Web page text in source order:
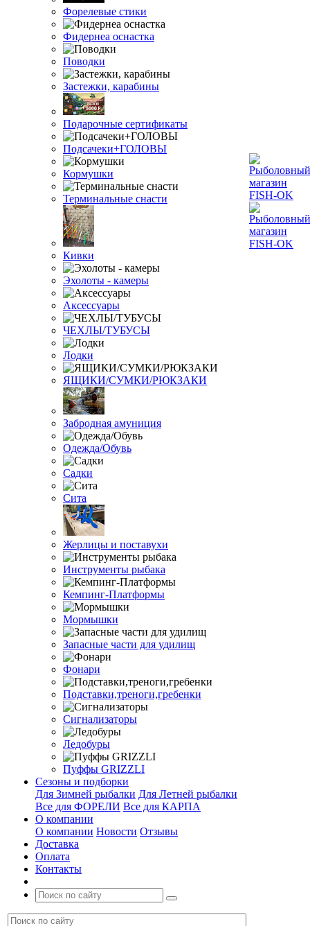
Форелевые стики
Фидернеа оснастка
Поводки
Застежки, карабины
Подарочные сертификаты
Подсачеки+ГОЛОВЫ
Кормушки
Терминальные снасти
Кивки
Эхолоты - камеры
Аксессуары
ЧЕХЛЫ/ТУБУСЫ
Лодки
ЯЩИКИ/СУМКИ/РЮКЗАКИ
Забродная амуниция
Одежда/Обувь
Садки
Сита
Жерлицы и поставухи
Инструменты рыбака
Кемпинг-Платформы
Мормышки
Запасные части для удилищ
Фонари
Подставки,треноги,гребенки
Сигнализаторы
Ледобуры
Пуффы GRIZZLI
Сезоны и подборки
Для Зимней рыбалки Для Летней рыбалки
Все для ФОРЕЛИ Все для КАРПА
О компании
О компании Новости Отзывы
Доставка
Оплата
Контакты